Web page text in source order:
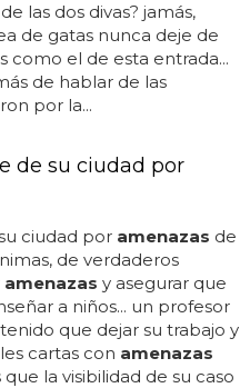
las dos divas? jamás,
de gatas nunca deje de
como el de esta entrada...
de hablar de las
por la...
de su ciudad por
ciudad por amenazas de
de verdaderos
amenazas y asegurar que
a niños... un profesor
que dejar su trabajo y
cartas con amenazas
la visibilidad de su caso